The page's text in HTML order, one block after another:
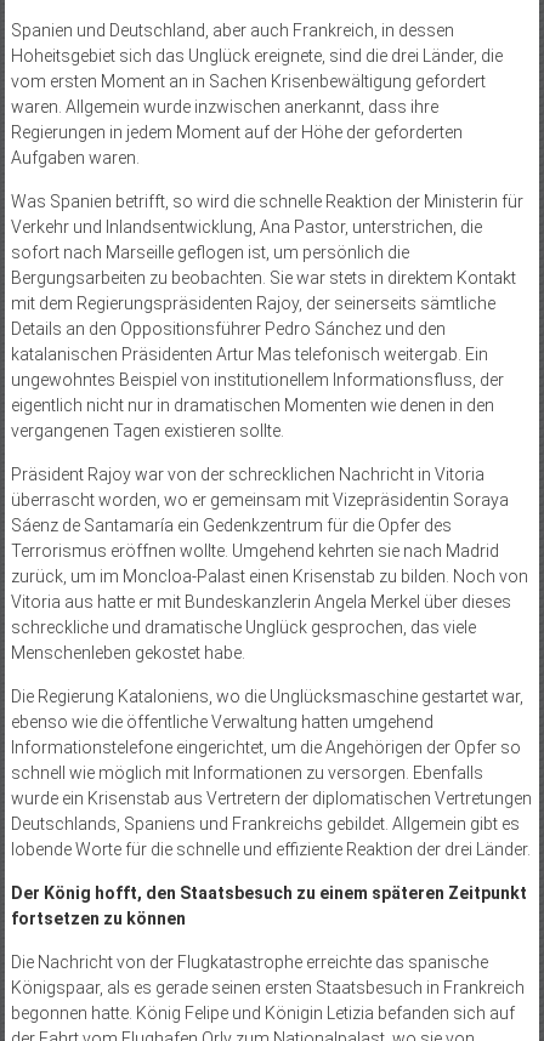
Spanien und Deutschland, aber auch Frankreich, in dessen
Hoheitsgebiet sich das Unglück ereignete, sind die drei Länder, die
vom ersten Moment an in Sachen Krisenbewältigung gefordert
waren. Allgemein wurde inzwischen anerkannt, dass ihre
Regierungen in jedem Moment auf der Höhe der geforderten
Aufgaben waren.
Was Spanien betrifft, so wird die schnelle Reaktion der Ministerin für
Verkehr und Inlandsentwicklung, Ana Pastor, unterstrichen, die
sofort nach Marseille geflogen ist, um persönlich die
Bergungsarbeiten zu beobachten. Sie war stets in direktem Kontakt
mit dem Regierungspräsidenten Rajoy, der seinerseits sämtliche
Details an den Oppositionsführer Pedro Sánchez und den
katalanischen Präsidenten Artur Mas telefonisch weitergab. Ein
ungewohntes Beispiel von institutionellem Informationsfluss, der
eigentlich nicht nur in dramatischen Momenten wie denen in den
vergangenen Tagen existieren sollte.
Präsident Rajoy war von der schrecklichen Nachricht in Vitoria
überrascht worden, wo er gemeinsam mit Vizepräsidentin Soraya
Sáenz de Santamaría ein Gedenkzentrum für die Opfer des
Terrorismus eröffnen wollte. Umgehend kehrten sie nach Madrid
zurück, um im Moncloa-Palast einen Krisenstab zu bilden. Noch von
Vitoria aus hatte er mit Bundeskanzlerin Angela Merkel über dieses
schreckliche und dramatische Unglück gesprochen, das viele
Menschenleben gekostet habe.
Die Regierung Kataloniens, wo die Unglücksmaschine gestartet war,
ebenso wie die öffentliche Verwaltung hatten umgehend
Informationstelefone eingerichtet, um die Angehörigen der Opfer so
schnell wie möglich mit Informationen zu versorgen. Ebenfalls
wurde ein Krisenstab aus Vertretern der diplomatischen Vertretungen
Deutschlands, Spaniens und Frankreichs gebildet. Allgemein gibt es
lobende Worte für die schnelle und effiziente Reaktion der drei Länder.
Der König hofft, den Staatsbesuch zu einem späteren Zeitpunkt
fortsetzen zu können
Die Nachricht von der Flugkatastrophe erreichte das spanische
Königspaar, als es gerade seinen ersten Staatsbesuch in Frankreich
begonnen hatte. König Felipe und Königin Letizia befanden sich auf